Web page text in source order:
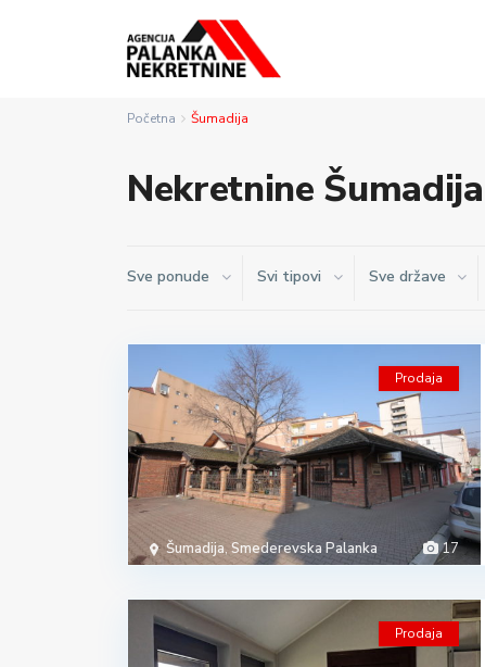
Početna Šumadija
Nekretnine Šumadija
Sve ponude Svi tipovi Sve države
17
Šumadija, Smederevska Palanka
Prodaja
Prodaja